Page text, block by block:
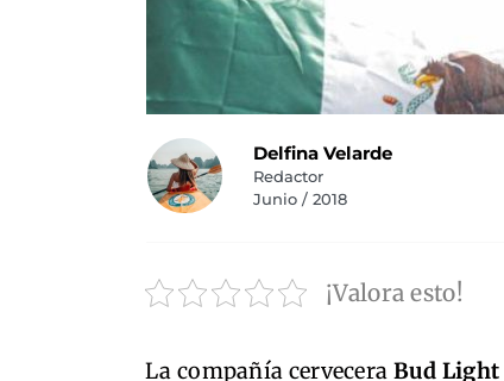
Delfina Velarde
Redactor
Junio / 2018
¡Valora esto!
La compañía cervecera Bud Light